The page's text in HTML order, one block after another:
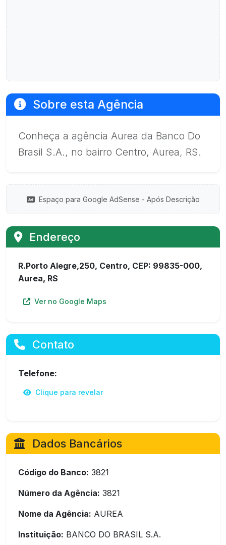
Sobre esta Agência
Conheça a agência Aurea da Banco Do
Brasil S.A., no bairro Centro, Aurea, RS.
Espaço para Google AdSense - Após Descrição
Endereço
R.Porto Alegre,250, Centro, CEP: 99835-000,
Aurea, RS
Ver no Google Maps
Contato
Telefone:
Clique para revelar
Dados Bancários
Código do Banco: 3821
Número da Agência: 3821
Nome da Agência: AUREA
Instituição: BANCO DO BRASIL S.A.